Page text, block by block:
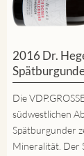
2016 Dr.
Die
südwestlichen
Spätburgunder
Mineralität. Der